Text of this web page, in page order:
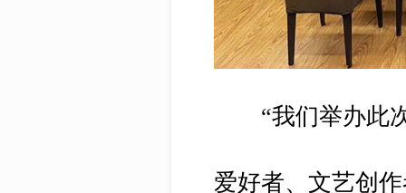
“我们举办此次
爱好者、文艺创